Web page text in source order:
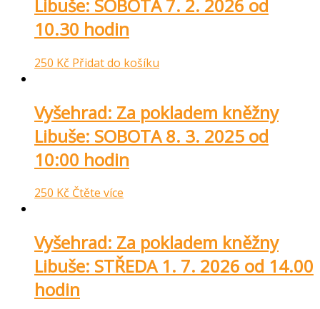
Libuše: SOBOTA 7. 2. 2026 od
10.30 hodin
250 Kč Přidat do košíku
Vyšehrad: Za pokladem kněžny
Libuše: SOBOTA 8. 3. 2025 od
10:00 hodin
250 Kč Čtěte více
Vyšehrad: Za pokladem kněžny
Libuše: STŘEDA 1. 7. 2026 od 14.00
hodin